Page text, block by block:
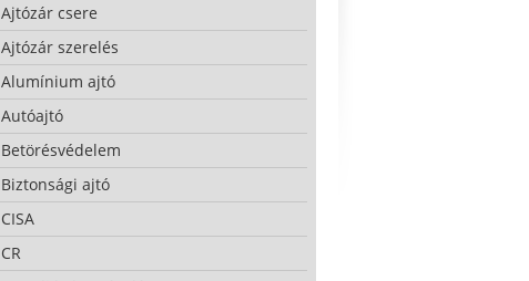
Ajtózár csere
Ajtózár szerelés
Alumínium ajtó
Autóajtó
Betörésvédelem
Biztonsági ajtó
CISA
CR